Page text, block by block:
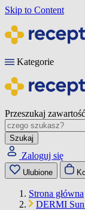
Skip to Content
Kategorie
Przeszukaj
Szukaj
Zaloguj się
Ulubione
Strona główna
DERMI